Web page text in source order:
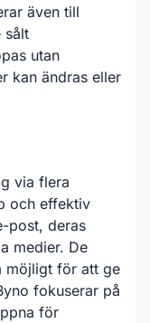
även till
sålt
utan
kan ändras eller
via flera
och effektiv
post, deras
medier. De
möjligt för att ge
fokuserar på
för